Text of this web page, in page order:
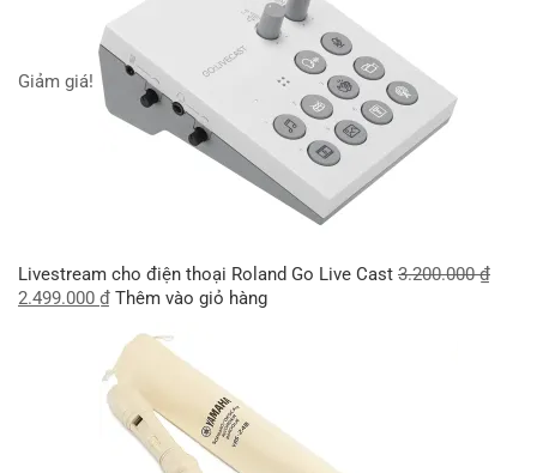
Giảm giá!
Livestream cho điện thoại Roland Go Live Cast 3.200.000₫
2.499.000 ₫ Thêm vào giỏ hàng